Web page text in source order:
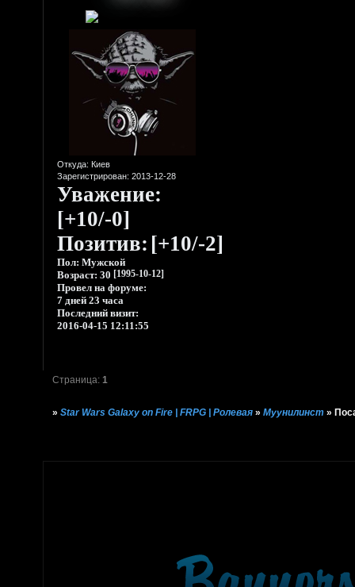
Откуда: Киев
Зарегистрирован: 2013-12-28
Уважение:
[+10/-0]
Позитив: [+10/-2]
Пол: Мужской
Возраст: 30 [1995-10-12]
Провел на форуме:
7 дней 23 часа
Последний визит:
2016-04-15 12:11:55
Страница:1
»Star Wars Galaxy on Fire | FRPG | Ролевая »Муунилинст »